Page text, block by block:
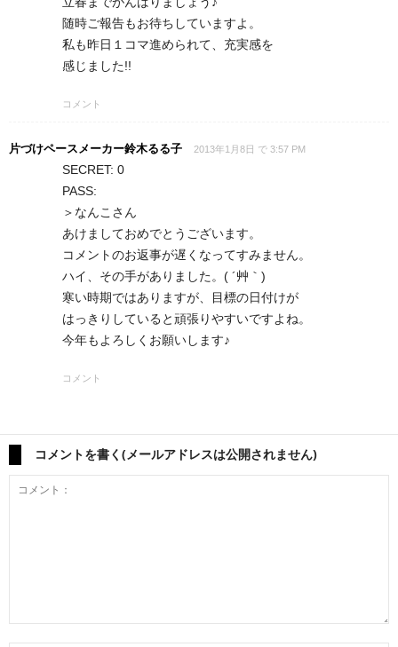
随時ご報告もお待ちしていますよ。
私も昨日１コマ進められて、充実感を
感じました!!
コメント
片づけペースメーカー鈴木るる子 2013年1月8日 で 3:57 PM
SECRET: 0
PASS:
＞なんこさん
あけましておめでとうございます。
コメントのお返事が遅くなってすみません。
ハイ、その手がありました。( ´艸｀)
寒い時期ではありますが、目標の日付けが
はっきりしていると頑張りやすいですよね。
今年もよろしくお願いします♪
コメント
コメントを書く(メールアドレスは公開されません)